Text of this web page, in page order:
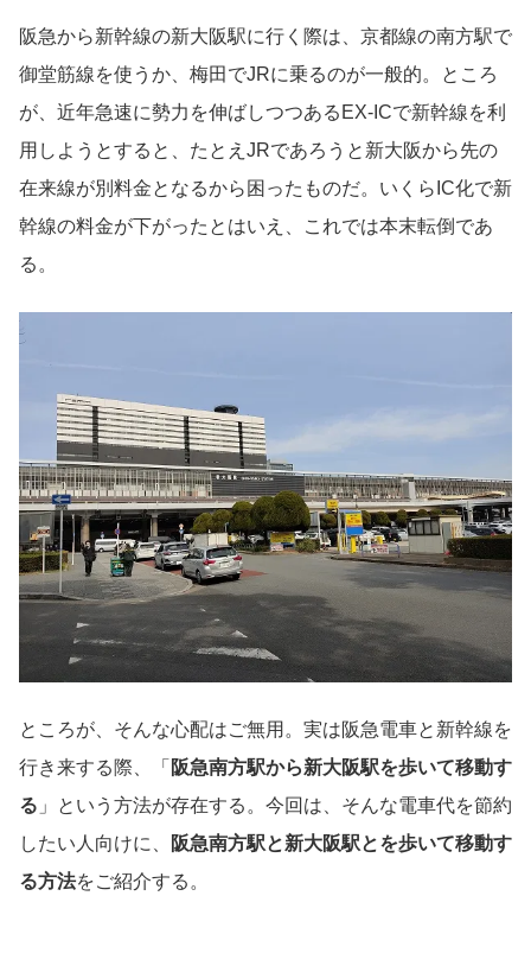
阪急から新幹線の新大阪駅に行く際は、京都線の南方駅で
御堂筋線を使うか、梅田でJRに乗るのが一般的。ところ
が、近年急速に勢力を伸ばしつつあるEX-ICで新幹線を利
用しようとすると、たとえJRであろうと新大阪から先の
在来線が別料金となるから困ったものだ。いくらIC化で新
幹線の料金が下がったとはいえ、これでは本末転倒であ
る。
ところが、そんな心配はご無用。実は阪急電車と新幹線を
行き来する際、「 阪急南方駅から新大阪駅を歩いて移動す
る 」という方法が存在する。今回は、そんな電車代を節約
したい人向けに、
阪急南方駅と新大阪駅とを歩いて移動す
る方法をご紹介する。